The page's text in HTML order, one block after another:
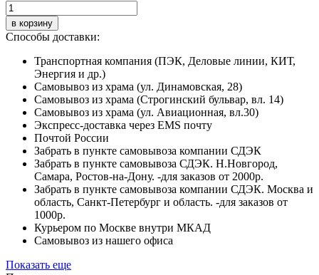
в корзину
Способы доставки:
Транспортная компания (ПЭК, Деловые линии, КИТ,
Энергия и др.)
Самовывоз из храма (ул. Динамовская, 28)
Самовывоз из храма (Строгинский бульвар, вл. 14)
Самовывоз из храма (ул. Авиационная, вл.30)
Экспресс-доставка через EMS почту
Почтой России
Забрать в пункте самовывоза компании СДЭК
Забрать в пункте самовывоза СДЭК. Н.Новгород,
Самара, Ростов-на-Дону. -для заказов от 2000р.
Забрать в пункте самовывоза компании СДЭК. Москва и
область, Санкт-Петербург и область. -для заказов от
1000р.
Курьером по Москве внутри МКАД
Самовывоз из нашего офиса
Показать еще